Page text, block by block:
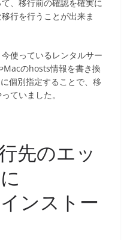
、移行前の確認を確実に
行を行うことが出来ま
使っているレンタルサー
Macのhosts情報を書き換
個別指定することで、移
ていました。
先のエッ
ンストー